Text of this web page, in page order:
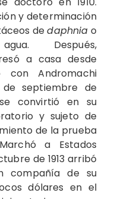
y determinación
dedaphnia o
Después,
a casa desde
con Andromachi
septiembre de
convirtió en su
y sujeto de
de la prueba
a Estados
de 1913 arribó
compañía de su
dólares en el